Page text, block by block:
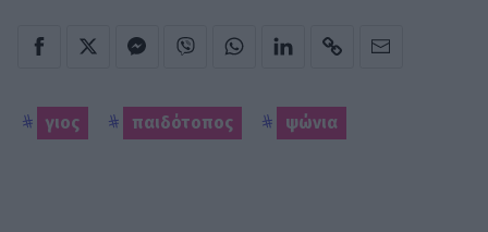
γιος παιδότοπος ψώνια